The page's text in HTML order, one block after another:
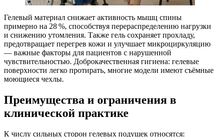
Гелевый материал снижает активность мышц спины
примерно на 28 %, способствуя перераспределению нагрузки
и снижению утомления. Также гель сохраняет прохладу,
предотвращает перегрев кожи и улучшает микроциркуляцию
— важные факторы для пациентов с нарушенной
чувствительностью. Доброкачественная гигиена: гелевые
поверхности легко протирать, многие модели имеют съёмные
моющиеся чехлы.
Преимущества и ограничения в
клинической практике
К числу сильных сторон гелевых подушек относятся: